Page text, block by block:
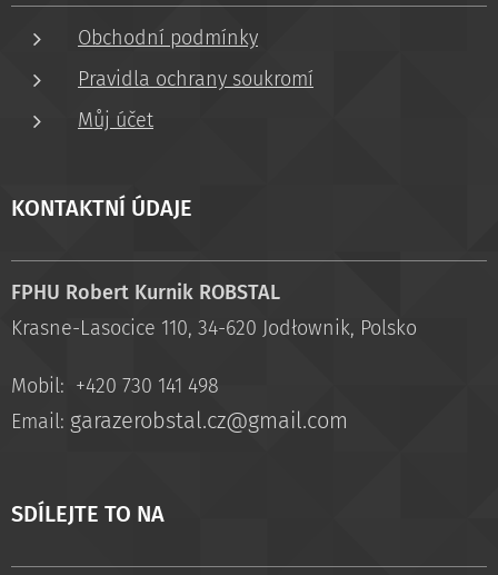
Obchodní podmínky
Pravidla ochrany soukromí
Můj účet
KONTAKTNÍ ÚDAJE
FPHU Robert Kurnik ROBSTAL
Krasne-Lasocice 110, 34-620 Jodłownik, Polsko
Mobil: +420 730 141 498
Email: garazerobstal.cz@gmail.com
SDÍLEJTE TO NA